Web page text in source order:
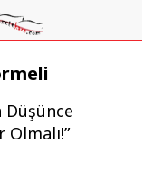
Düşünce